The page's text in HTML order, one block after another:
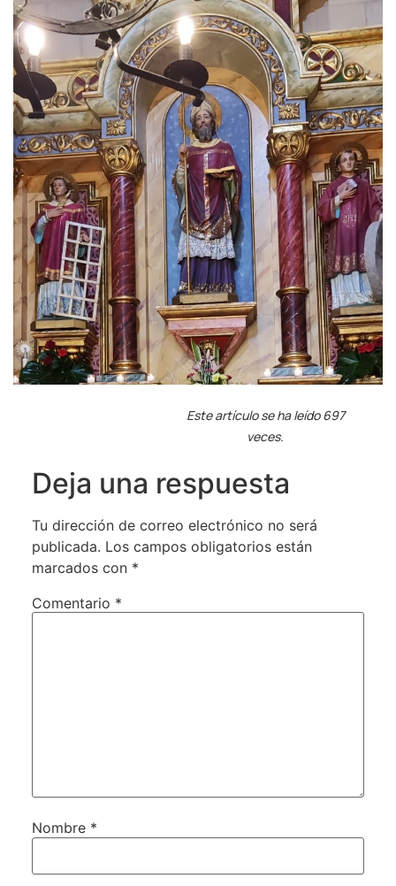
Este artículo se ha leído 697
veces.
Deja una respuesta
Tu dirección de correo electrónico no será
publicada. Los campos obligatorios están
marcados con *
Comentario *
Nombre *